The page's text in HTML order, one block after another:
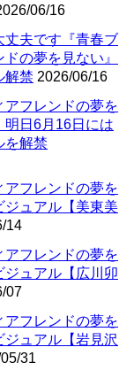
06/16
丈夫です『青春ブ
の夢を見ない』
解禁 2026/06/16
アフレンドの夢を
明日6月16日には
を解禁
アフレンドの夢を
ジュアル【美東美
14
アフレンドの夢を
ジュアル【広川卯
07
アフレンドの夢を
ジュアル【岩見沢
31